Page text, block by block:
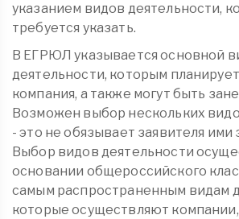
указанием видов деятельности,
требуется указать.
В ЕГРЮЛ указывается основной
деятельности, которым
компания, а также могут быть
Возможен выбор нескольких
- это не обязывает заявителя ими
Выбор видов деятельности
основании общероссийского
самым распространенным видам
которые осуществляют